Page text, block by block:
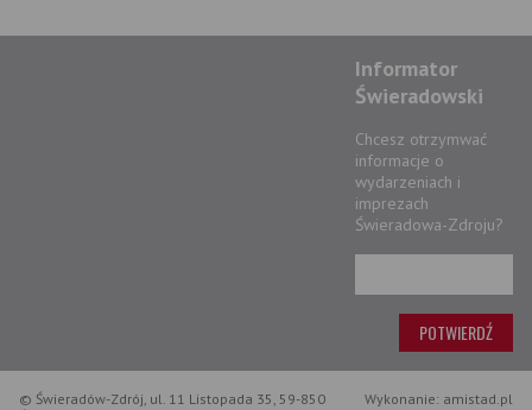
Informator
Świeradowski
Chcesz otrzymwać
informacje o
wydarzeniach i
imprezach
Świeradowa-Zdroju?
Wykonanie: amistad.pl
© Świeradów-Zdrój, ul. 11 Listopada 35, 59-850